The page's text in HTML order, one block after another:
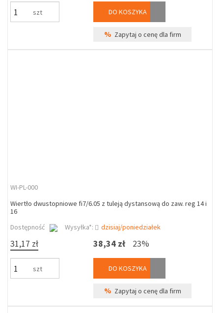
szt DO KOSZYKA
% Zapytaj o cenę dla firm
WI-PL-000
Wiertło dwustopniowe fi7/6.05 z tuleją dystansową do zaw. reg 14 i
16
Dostępność
Wysyłka*: dzisiaj/poniedziałek
31,17 zł
szt
38,34 zł 23%
DO KOSZYKA
% Zapytaj o cenę dla firm